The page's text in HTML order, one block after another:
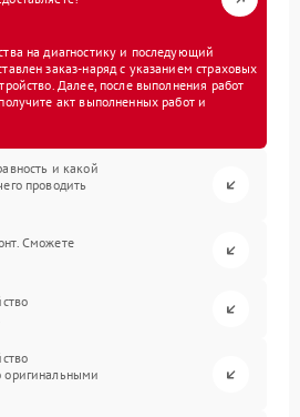
на диагностику и последующий
заказ-наряд с указанием страховых
Далее, после выполнения работ
акт выполненных работ и
и какой
проводить
Сможете
оригинальными